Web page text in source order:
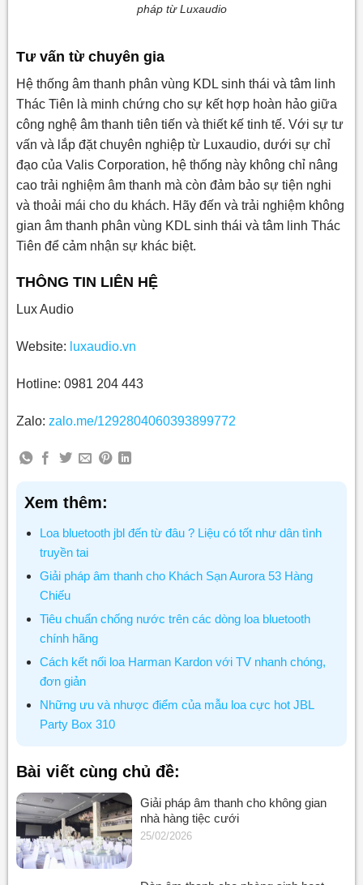
pháp từ Luxaudio
Tư vấn từ chuyên gia
Hệ thống âm thanh phân vùng KDL sinh thái và tâm linh
Thác Tiên là minh chứng cho sự kết hợp hoàn hảo giữa
công nghệ âm thanh tiên tiến và thiết kế tinh tế. Với sự tư
vấn và lắp đặt chuyên nghiệp từ Luxaudio, dưới sự chỉ
đạo của Valis Corporation, hệ thống này không chỉ nâng
cao trải nghiệm âm thanh mà còn đảm bảo sự tiện nghi
và thoải mái cho du khách. Hãy đến và trải nghiệm không
gian âm thanh phân vùng KDL sinh thái và tâm linh Thác
Tiên để cảm nhận sự khác biệt.
THÔNG TIN LIÊN HỆ
Lux Audio
Website: luxaudio.vn
Hotline: 0981 204 443
Zalo: zalo.me/1292804060393899772
Xem thêm:
Loa bluetooth jbl đến từ đâu ? Liệu có tốt như dân tình
truyền tai
Giải pháp âm thanh cho Khách Sạn Aurora 53 Hàng
Chiếu
Tiêu chuẩn chống nước trên các dòng loa bluetooth
chính hãng
Cách kết nối loa Harman Kardon với TV nhanh chóng,
đơn giản
Những ưu và nhược điểm của mẫu loa cực hot JBL
Party Box 310
Bài viết cùng chủ đề:
Giải pháp âm thanh cho không gian
nhà hàng tiệc cưới
25/02/2026